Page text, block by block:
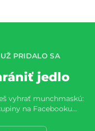
PRIDALO SA
jedlo
vyhrať munchmaskú:
na Facebooku…